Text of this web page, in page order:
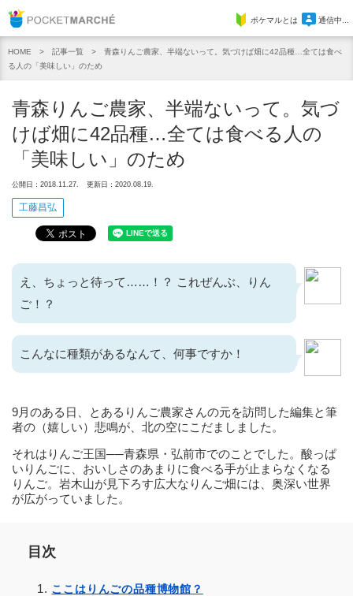
Pocket Marcheポケマルとは 通信中...
HOME 記事一覧
青森りんご農家、半端ないって。気づけば畑に42品種…全ては食べ
る人の「美味しい」のため
青森りんご農家、半端ないって。気づ
けば畑に42品種…全ては食べる人の
「美味しい」のため
公開日：2018.11.27. 更新日：2020.08.19.
工藤昌弘
え、ちょっと待って……！？ これぜんぶ、りん
ご！？
こんなに種類があるなんて、何事ですか！
9月のある日、とあるりんご農家さんの元を訪問した編集と筆
者の（嬉しい）悲鳴が、北の空にこだましました。
それはりんご王国──青森県・弘前市でのことでした。酸っぱ
いりんごに、おいしさのあまりに食べる手が止まらなくなる
りんご。岩木山が見下ろす広大なりんご畑には、奥深い世界
が広がっていました。
目次
ここはりんごの品種博物館？